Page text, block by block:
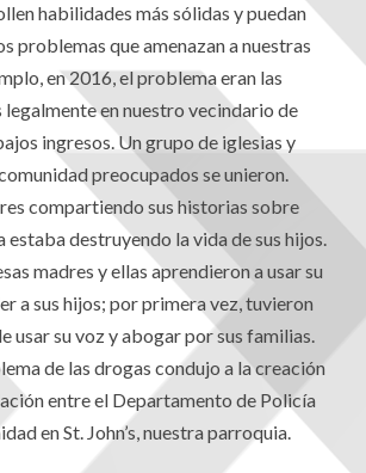
habilidades más sólidas y puedan
problemas que amenazan a nuestras
en 2016, el problema eran las
legalmente en nuestro vecindario de
ingresos. Un grupo de iglesias y
preocupados se unieron.
compartiendo sus historias sobre
estaba destruyendo la vida de sus hijos.
madres y ellas aprendieron a usar su
a sus hijos; por primera vez, tuvieron
usar su voz y abogar por sus familias.
de las drogas condujo a la creación
entre el Departamento de Policía
en St. John’s, nuestra parroquia.